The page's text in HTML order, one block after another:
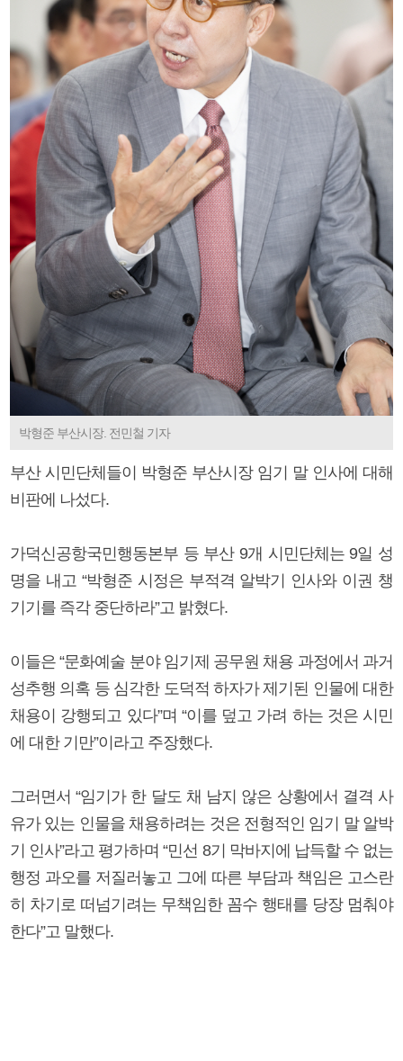
박형준 부산시장. 전민철 기자
부산 시민단체들이 박형준 부산시장 임기 말 인사에 대해
비판에 나섰다.
가덕신공항국민행동본부 등 부산 9개 시민단체는 9일 성
명을 내고 “박형준 시정은 부적격 알박기 인사와 이권 챙
기기를 즉각 중단하라”고 밝혔다.
이들은 “문화예술 분야 임기제 공무원 채용 과정에서 과거
성추행 의혹 등 심각한 도덕적 하자가 제기된 인물에 대한
채용이 강행되고 있다”며 “이를 덮고 가려 하는 것은 시민
에 대한 기만”이라고 주장했다.
그러면서 “임기가 한 달도 채 남지 않은 상황에서 결격 사
유가 있는 인물을 채용하려는 것은 전형적인 임기 말 알박
기 인사”라고 평가하며 “민선 8기 막바지에 납득할 수 없는
행정 과오를 저질러놓고 그에 따른 부담과 책임은 고스란
히 차기로 떠넘기려는 무책임한 꼼수 행태를 당장 멈춰야
한다”고 말했다.